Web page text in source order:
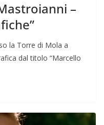
–
la Torre di Mola a
dal titolo “Marcello